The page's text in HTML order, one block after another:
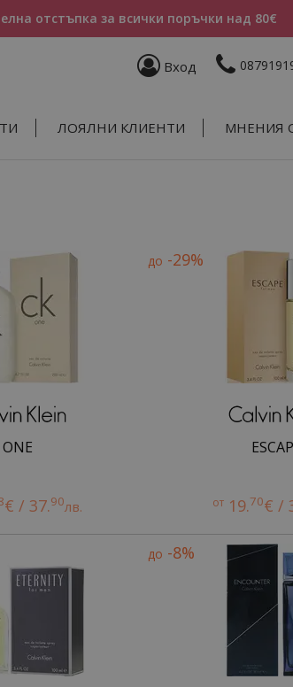
отстъпка за всички поръчки над 80€
Вход
ЛОЯЛНИ КЛИЕНТИ МНЕНИЯ
ONE
€ / 37.90лв.
до -29%
от 19.70€ /
до -8%